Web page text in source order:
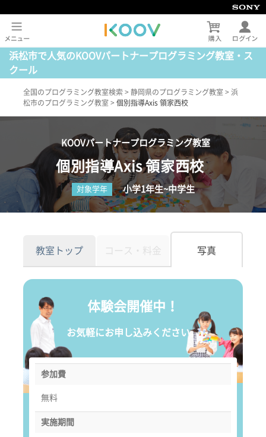
浜松市で人気のKOOVパートナープログラミング教室・ス
クール
全国のプログラミング教室検索 > 静岡県のプログラミング教室 > 浜
松市のプログラミング教室 > 個別指導Axis 領家西校
KOOVパートナープログラミング教室
個別指導Axis 領家西校
対象学年 小学1年生~中学生
教室トップ コース・料金 写真
体験会開催中！
お気軽にお申し込みください。
参加費
無料
実施期間